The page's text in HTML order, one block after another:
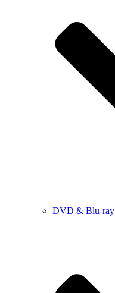
DVD & Blu-ray